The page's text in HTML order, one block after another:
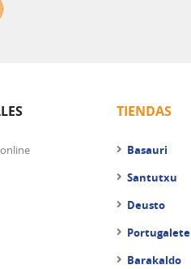
TIENDAS
Basauri
Santutxu
Deusto
Portugalete
Barakaldo